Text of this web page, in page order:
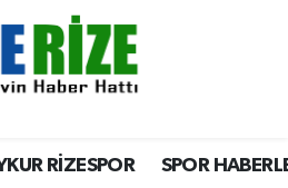
RİZESPOR SPOR